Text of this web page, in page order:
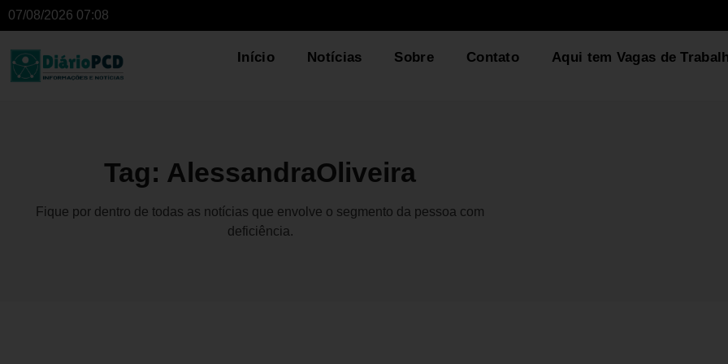
07/08/2026 07:08
Início Notícias Sobre Contato Aqui tem Vagas de
Tag: AlessandraOliveira
Fique por dentro de todas as notícias que envolve o segmento da pessoa com
deficiência.